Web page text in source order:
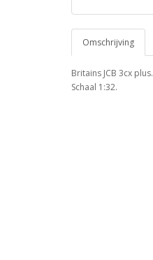
Omschrijving
Britains JCB 3cx plus.
Schaal 1:32.